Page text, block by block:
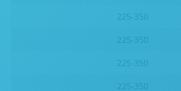
225-350
225-350
225-350
225-350